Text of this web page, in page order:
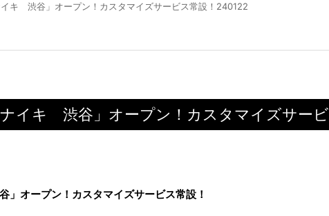
イキ 渋谷」オープン！カスタマイズサービス常設！240122
ナイキ 渋谷」オープン！カスタマイズサー
オープン！カスタマイズサービス常設！